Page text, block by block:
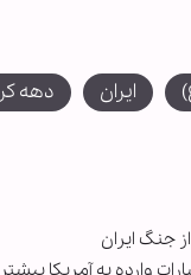
ایران دهه
جنگ ایران